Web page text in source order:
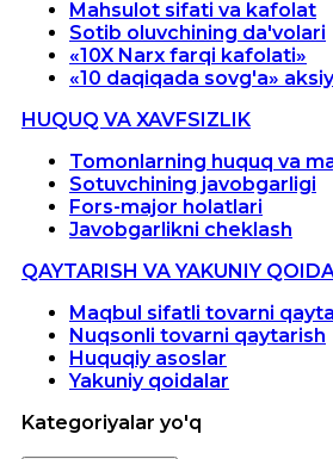
Mahsulot sifati va kafolat
Sotib oluvchining da'volari
«10X Narx farqi kafolati»
«10 daqiqada sovg'a»
HUQUQ VA XAVFSIZLIK
Tomonlarning huquq va
Sotuvchining javobgarligi
Fors-major holatlari
Javobgarlikni cheklash
QAYTARISH VA YAKUNIY
Maqbul sifatli tovarni
Nuqsonli tovarni qaytarish
Huquqiy asoslar
Yakuniy qoidalar
Kategoriyalar yo'q